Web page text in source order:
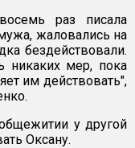
раз писала
жаловались на
бездействовали.
никаких мер, пока
им действовать",
у другой
Оксану.